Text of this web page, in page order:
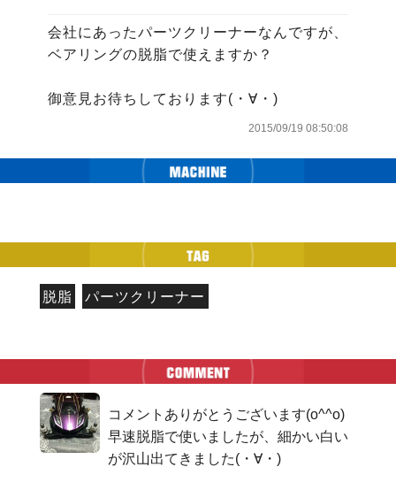
会社にあったパーツクリーナーなんですが、
ベアリングの脱脂で使えますか？
御意見お待ちしております(・∀・)
2015/09/19 08:50:08
脱脂 パーツクリーナー
コメントありがとうございます(o^^o)
早速脱脂で使いましたが、細かい白い
が沢山出てきました(・∀・)